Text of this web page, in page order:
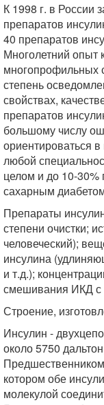
К 1998 г. в России
препаратов
40 препаратов
Многолетний опыт
многопрофильных
степень
свойствах,
препаратов
большому числу
ориентироваться
любой
целом и до 10-30%
сахарным
Препараты
степени очистки;
человеческий);
инсулина
и т.д.);
смешивания ИКД
Строение,
Инсулин -
около 5750
котором обе
молекулой